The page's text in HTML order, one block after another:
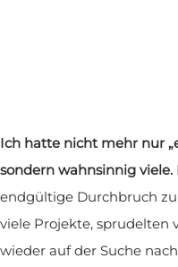
Ich hatte nicht mehr nur
sondern wahnsinnig viele.
endgültige Durchbruch
viele Projekte, sprudelten
wieder auf der Suche